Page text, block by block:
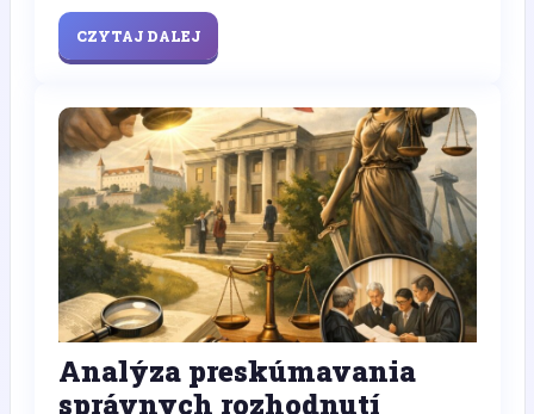
CZYTAJ DALEJ
Analýza preskúmavania
správnych rozhodnutí